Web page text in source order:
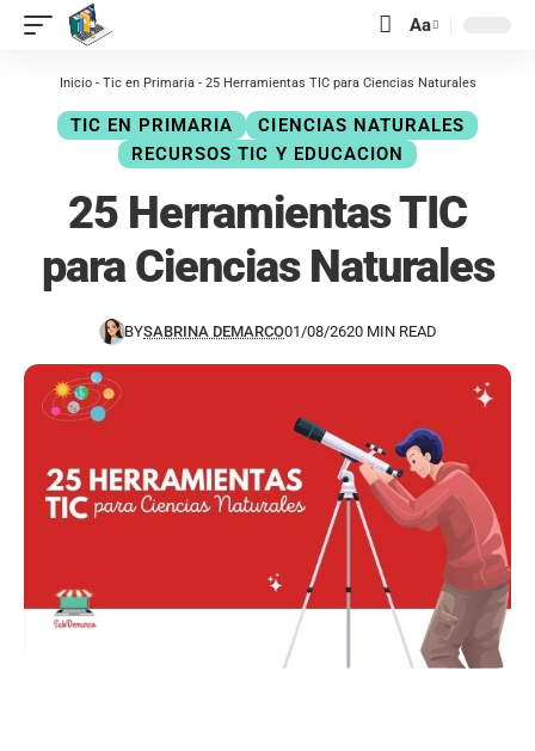
contenido Aa
Inicio- Tic en Primaria- 25 Herramientas TIC para Ciencias Naturales
TIC EN PRIMARIA
CIENCIAS NATURALES
RECURSOS TIC Y EDUCACION
25 Herramientas TIC
para Ciencias Naturales
BYSABRINA DEMARCO01/08/2620 MIN READ